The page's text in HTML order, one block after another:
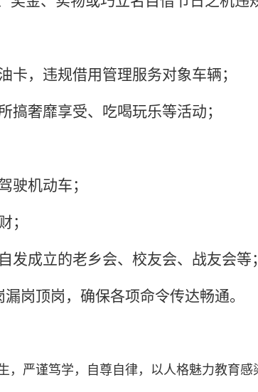
卡，违规借用管理服务对象车辆；
搞奢靡享受、吃喝玩乐等活动；
驶机动车；
；
成立的老乡会、校友会、战友会等；
岗顶岗，确保各项命令传达畅通。
严谨笃学，自尊自律，以人格魅力教育